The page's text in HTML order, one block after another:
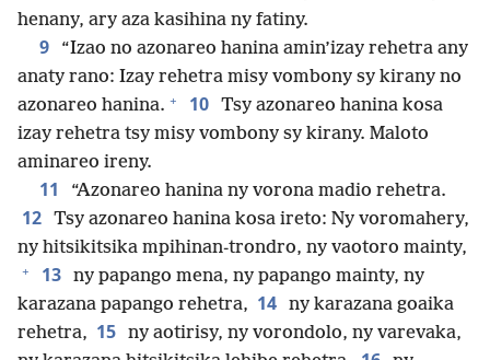
henany, ary aza kasihina ny fatiny.
9
“Izao no azonareo hanina amin’izay rehetra any
anaty rano: Izay rehetra misy vombony sy kirany no
azonareo hanina. + 10 Tsy azonareo hanina kosa
izay rehetra tsy misy vombony sy kirany. Maloto
aminareo ireny.
11 “Azonareo hanina ny vorona madio rehetra.
12 Tsy azonareo hanina kosa ireto: Ny voromahery,
ny hitsikitsika mpihinan-trondro, ny vaotoro mainty,
+ 13 ny papango mena, ny papango mainty, ny
karazana papango rehetra, 14 ny karazana goaika
rehetra, 15 ny aotirisy, ny vorondolo, ny varevaka,